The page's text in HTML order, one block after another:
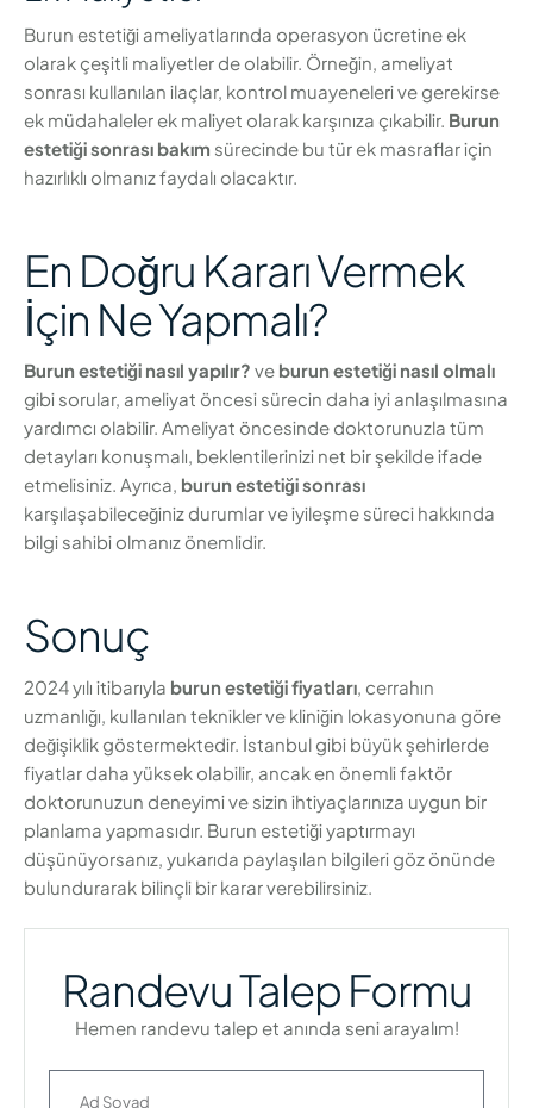
Burun estetiği ameliyatlarında operasyon ücretine ek
olarak çeşitli maliyetler de olabilir. Örneğin, ameliyat
sonrası kullanılan ilaçlar, kontrol muayeneleri ve gerekirse
ek müdahaleler ek maliyet olarak karşınıza çıkabilir. Burun
estetiği sonrası bakım sürecinde bu tür ek masraflar için
hazırlıklı olmanız faydalı olacaktır.
En Doğru Kararı Vermek
İçin Ne Yapmalı?
Burun estetiği nasıl yapılır? ve burun estetiği nasıl olmalı
gibi sorular, ameliyat öncesi sürecin daha iyi anlaşılmasına
yardımcı olabilir. Ameliyat öncesinde doktorunuzla tüm
detayları konuşmalı, beklentilerinizi net bir şekilde ifade
etmelisiniz. Ayrıca, burun estetiği sonrası
karşılaşabileceğiniz durumlar ve iyileşme süreci hakkında
bilgi sahibi olmanız önemlidir.
Sonuç
2024 yılı itibarıyla burun estetiği fiyatları , cerrahın
uzmanlığı, kullanılan teknikler ve kliniğin lokasyonuna göre
değişiklik göstermektedir. İstanbul gibi büyük şehirlerde
fiyatlar daha yüksek olabilir, ancak en önemli faktör
doktorunuzun deneyimi ve sizin ihtiyaçlarınıza uygun bir
planlama yapmasıdır. Burun estetiği yaptırmayı
düşünüyorsanız, yukarıda paylaşılan bilgileri göz önünde
bulundurarak bilinçli bir karar verebilirsiniz.
Randevu Talep Formu
Hemen randevu talep et anında seni arayalım!